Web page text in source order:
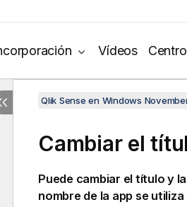
Vídeos
Qlik Sense en Windows
Cambiar el
Puede cambiar el título y
nombre de la app se